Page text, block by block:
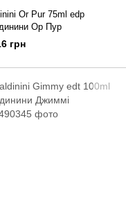
Or Pur 75ml edp
Ор Пур
грн